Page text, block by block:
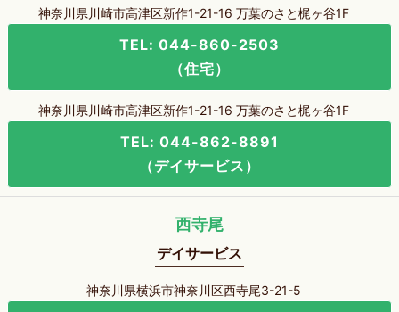
神奈川県川崎市高津区新作1-21-16 万葉のさと梶ヶ谷1F
TEL: 044-860-2503
（住宅）
神奈川県川崎市高津区新作1-21-16 万葉のさと梶ヶ谷1F
TEL: 044-862-8891
（デイサービス）
西寺尾
デイサービス
神奈川県横浜市神奈川区西寺尾3-21-5